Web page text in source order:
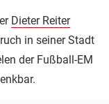
Dieter Reiter
in seiner Stadt
der Fußball-EM